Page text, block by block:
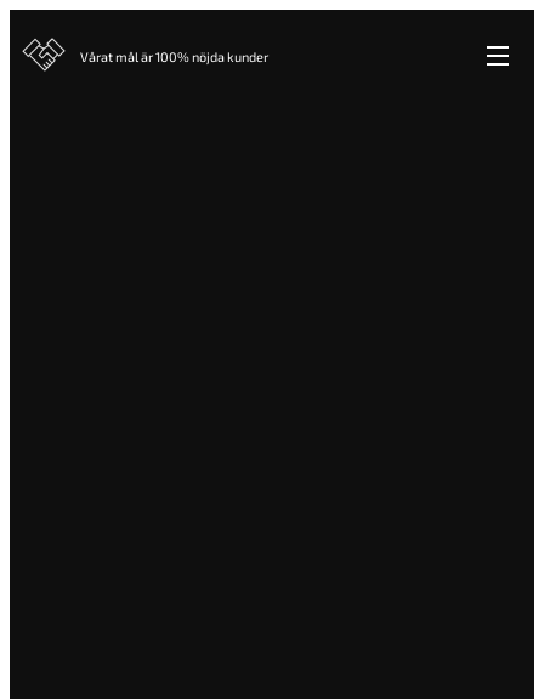
Vårat mål är 100% nöjda kunder